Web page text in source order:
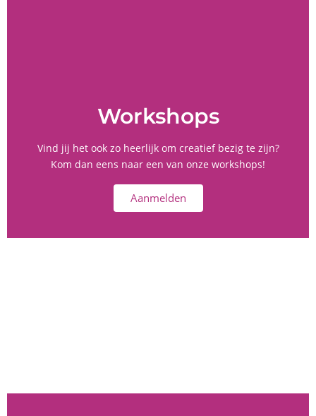
Workshops
Vind jij het ook zo heerlijk om creatief bezig te zijn?
Kom dan eens naar een van onze workshops!
Aanmelden